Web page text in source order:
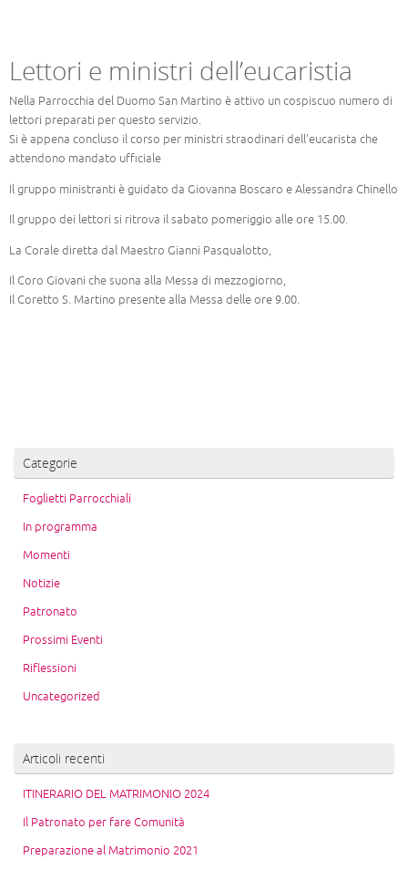
Lettori e ministri dell’eucaristia
Nella Parrocchia del Duomo San Martino è attivo un cospiscuo numero di
lettori preparati per questo servizio.
Si è appena concluso il corso per ministri straodinari dell’eucarista che
attendono mandato ufficiale
Il gruppo ministranti è guidato da Giovanna Boscaro e Alessandra Chinello
Il gruppo dei lettori si ritrova il sabato pomeriggio alle ore 15.00.
La Corale diretta dal Maestro Gianni Pasqualotto,
Il Coro Giovani che suona alla Messa di mezzogiorno,
Il Coretto S. Martino presente alla Messa delle ore 9.00.
Categorie
Foglietti Parrocchiali
In programma
Momenti
Notizie
Patronato
Prossimi Eventi
Riflessioni
Uncategorized
Articoli recenti
ITINERARIO DEL MATRIMONIO 2024
Il Patronato per fare Comunità
Preparazione al Matrimonio 2021